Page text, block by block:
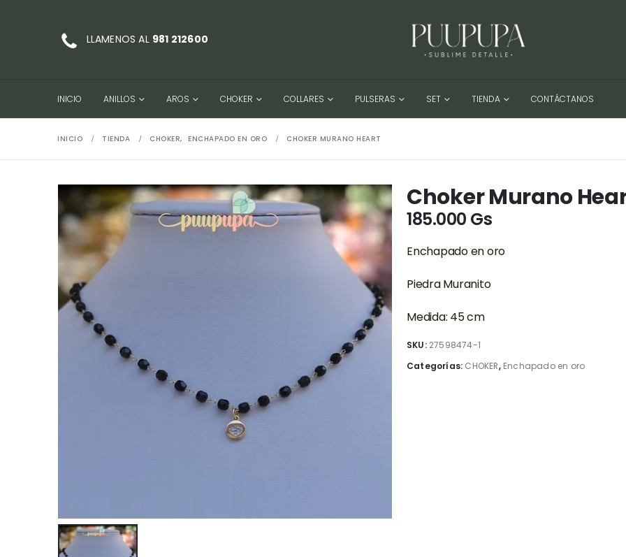
LLAMENOS AL 981 212600
INICIO ANILLOS AROS CHOKER COLLARES PULSERAS SET TIENDA CONTÁCTANOS
INICIO TIENDA CHOKER, ENCHAPADO EN ORO CHOKER MURANO HEART
Choker Murano
185.000 Gs
Enchapado en oro
Piedra Muranito
Medida: 45 cm
SKU: 27598474-1
Categorías: CHOKER, Enchapado en oro